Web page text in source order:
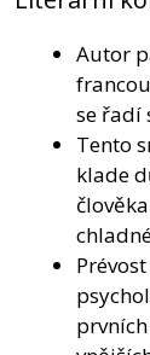
Autor
se řadí
Tento
klade